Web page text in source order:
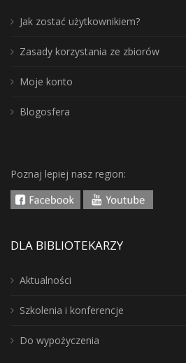
Jak zostać użytkownikiem?
Zasady korzystania ze zbiorów
Moje konto
Blogosfera
Poznaj lepiej nasz region:
DLA BIBLIOTEKARZY
Aktualności
Szkolenia i konferencje
Do wypożyczenia